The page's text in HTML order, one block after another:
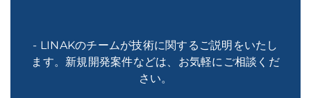
- LINAKのチームが技術に関するご説明をいたし
ます。新規開発案件などは、お気軽にご相談くだ
さい。